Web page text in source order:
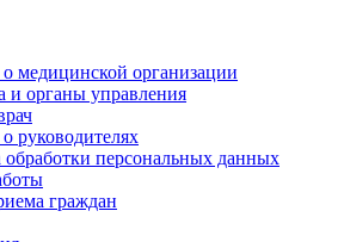
медицинской организации
и органы управления
руководителях
персональных данных
граждан